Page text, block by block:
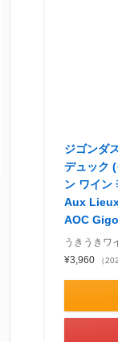
ジゴンダ
デュック
ン ワイン
Aux
AOC
うきうきワ
¥3,960
（